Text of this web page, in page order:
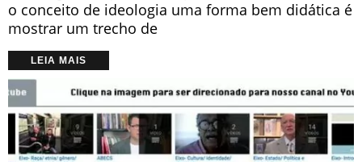
o conceito de ideologia uma forma bem didática é
mostrar um trecho de
LEIA MAIS